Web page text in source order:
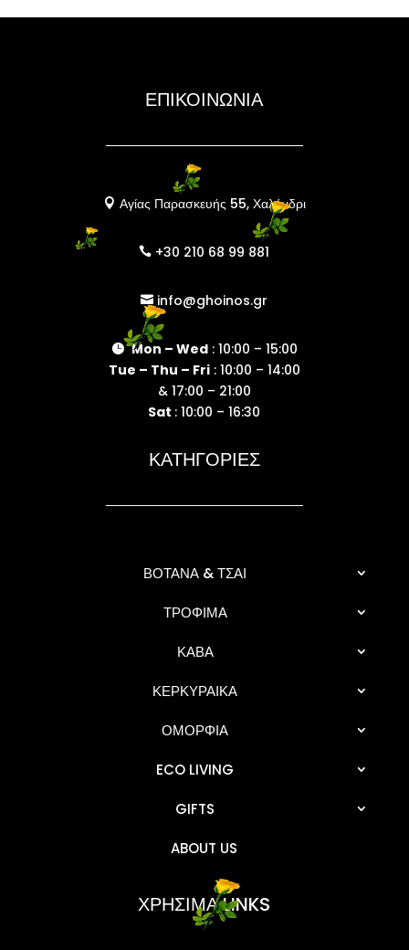
ΕΠΙΚΟΙΝΩΝΙΑ
 Αγίας Παρασκευής 55, Χαλάνδρι
 +30 210 68 99 881
info@ghoinos.gr
 Mon – Wed: 10:00 – 15:00
Tue – Thu – Fri: 10:00 – 14:00
& 17:00 – 21:00
Sat : 10:00 – 16:30
ΚΑΤΗΓΟΡΙΕΣ
ΒΟΤΑΝΑ & ΤΣΑΙ
ΤΡΟΦΙΜΑ
ΚΑΒΑ
ΚΕΡΚΥΡΑΙΚΑ
ΟΜΟΡΦΙΑ
ECO LIVING
GIFTS
ABOUT US
ΧΡΗΣΙΜΑ LINKS